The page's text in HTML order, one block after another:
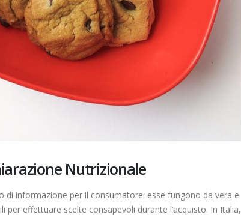
Nutrizionale
informazione per il consumatore: esse fungono da vera e
effettuare scelte consapevoli durante l’acquisto. In Italia,
europeo che
2006
nutrizionali ed
dell’Esecuzione del Contratto
(DEC) nella Refezione
Scolastica
11 Aprile 2023
Il Decreto Legislativo n. 18 del
23 Febbraio 2023: la nuova
disciplina della qualità delle